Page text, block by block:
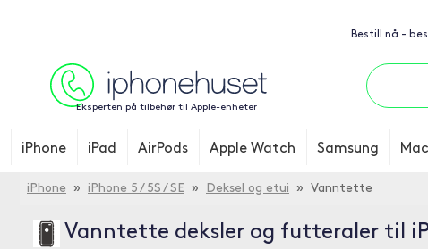
Bestill nå -
Eksperten på tilbehør til Apple-enheter
iPhone iPad AirPods Apple Watch Samsung Mac
iPhone » iPhone 5 / 5S / SE » Deksel og etui » Vanntette
Vanntette deksler og futteraler til